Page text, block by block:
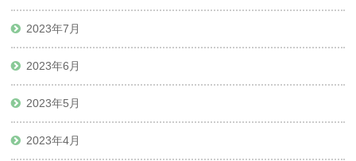
2023年7月
2023年6月
2023年5月
2023年4月